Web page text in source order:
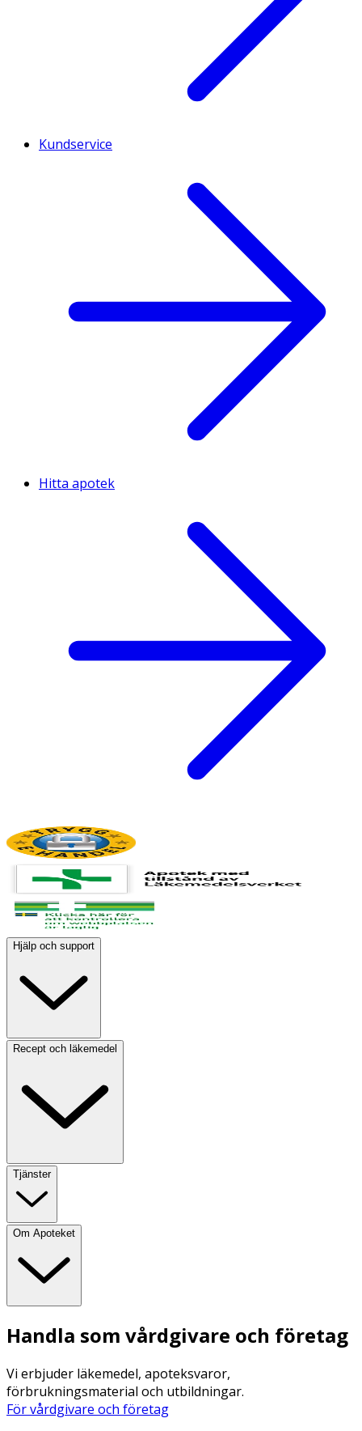
Kundservice
Hitta apotek
Hjälp och support
Recept och läkemedel
Tjänster
Om Apoteket
Handla som vårdgivare och företag
Vi erbjuder läkemedel, apoteksvaror,
förbrukningsmaterial och utbildningar.
För vårdgivare och företag